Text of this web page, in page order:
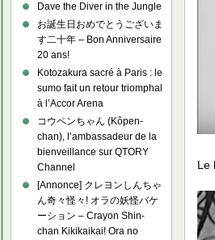
Le
Dave the Diver in the Jungle
お誕生日おめでとうございま
す二十年 – Bon Anniversaire
20 ans!
Kotozakura sacré à Paris : le
sumo fait un retour triomphal
à l’Accor Arena
コウペンちゃん (Kôpen-
chan), l’ambassadeur de la
bienveillance sur QTORY
Channel
[Annonce] クレヨンしんちゃ
ん奇々怪々! オラの妖怪バケ
ーション – Crayon Shin-
chan Kikikaikai! Ora no